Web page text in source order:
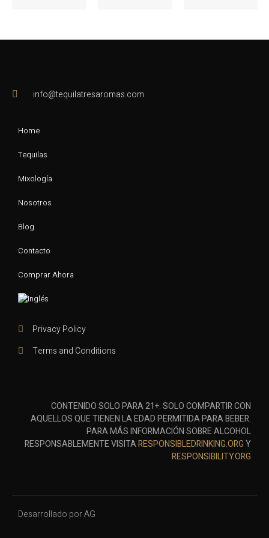
info@tequilatresaromas.com
Home
Tequilas
Mixología
Nosotros
Blog
Contacto
Comprar Ahora
Privacy Policy
Terms and Conditions
CONTENIDO SOLO PARA 21+. SOLO COMPARTIR CON
AQUELLOS QUE TIENEN LA EDAD PERMITIDA PARA BEBER.
PARA MÁS INFORMACIÓN SOBRE ALCOHOL
RESPONSABLEMENTE VISITARESPONSIBLEDRINKING.ORGY
RESPONSIBILITY.ORG
Desarrollado por AG